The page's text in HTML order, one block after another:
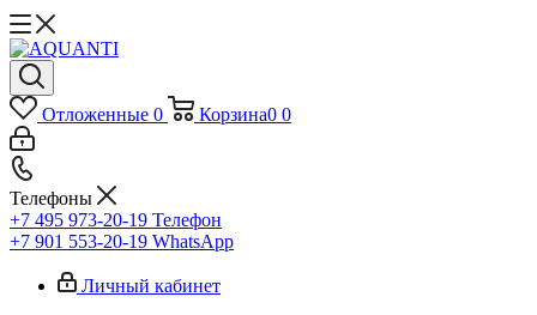
Отложенные 0 Корзина0 0
Телефоны
+7 495 973-20-19 Телефон
+7 901 553-20-19 WhatsApp
Личный кабинет